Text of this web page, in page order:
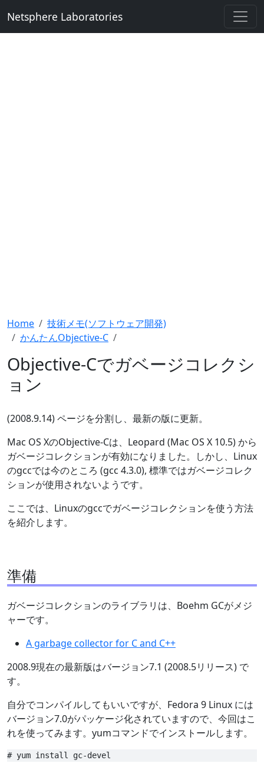
Netsphere Laboratories
Home
技術メモ(ソフトウェア開発)
かんたんObjective-C
Objective-Cでガベージコレクシ
ョン
(2008.9.14) ページを分割し、最新の版に更新。
Mac OS XのObjective-Cは、Leopard (Mac OS X 10.5) から
ガベージコレクションが有効になりました。しかし、Linux
のgccでは今のところ (gcc 4.3.0), 標準ではガベージコレク
ションが使用されないようです。
ここでは、Linuxのgccでガベージコレクションを使う方法
を紹介します。
準備
ガベージコレクションのライブラリは、Boehm GCがメジ
ャーです。
A garbage collector for C and C++
2008.9現在の最新版はバージョン7.1 (2008.5リリース) で
す。
自分でコンパイルしてもいいですが、Fedora 9 Linux には
バージョン7.0がパッケージ化されていますので、今回はこ
れを使ってみます。yumコマンドでインストールします。